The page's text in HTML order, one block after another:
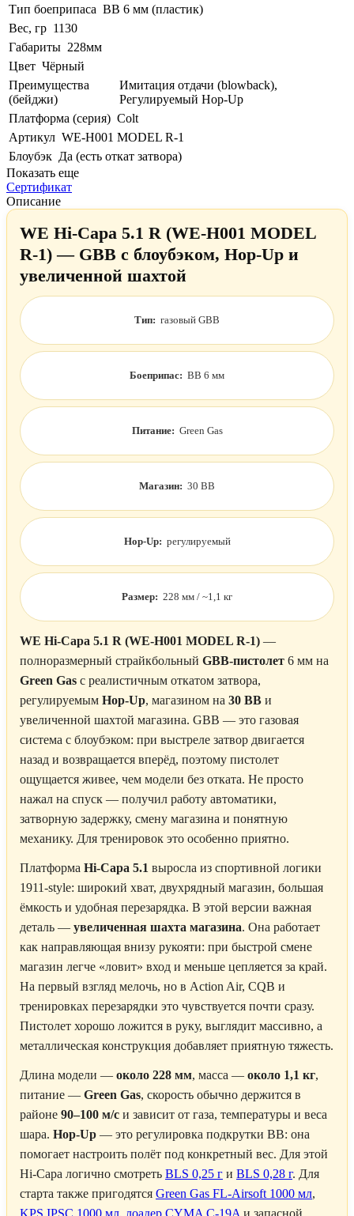
Тип боеприпаса BB 6 мм (пластик)
Вес, гр 1130
Габариты 228мм
Цвет Чёрный
Преимущества
(бейджи)
Имитация отдачи (blowback),
Регулируемый Hop-Up
Платформа (серия) Colt
Артикул WE-H001 MODEL R-1
Блоубэк Да (есть откат затвора)
Показать еще
Сертификат
Описание
WE Hi-Capa 5.1 R (WE-H001 MODEL
R-1) — GBB с блоубэком, Hop-Up и
увеличенной шахтой
Тип: газовый GBB
Боеприпас: BB 6 мм
Питание: Green Gas
Магазин: 30 BB
Hop-Up: регулируемый
Размер: 228 мм / ~1,1 кг
WE Hi-Capa 5.1 R (WE-H001 MODEL R-1) —
полноразмерный страйкбольный GBB-пистолет 6 мм на
Green Gas с реалистичным откатом затвора,
регулируемым Hop-Up, магазином на 30 BB и
увеличенной шахтой магазина. GBB — это газовая
система с блоубэком: при выстреле затвор двигается
назад и возвращается вперёд, поэтому пистолет
ощущается живее, чем модели без отката. Не просто
нажал на спуск — получил работу автоматики,
затворную задержку, смену магазина и понятную
механику. Для тренировок это особенно приятно.
Платформа Hi-Capa 5.1 выросла из спортивной логики
1911-style: широкий хват, двухрядный магазин, большая
ёмкость и удобная перезарядка. В этой версии важная
деталь — увеличенная шахта магазина. Она работает
как направляющая внизу рукояти: при быстрой смене
магазин легче «ловит» вход и меньше цепляется за край.
На первый взгляд мелочь, но в Action Air, CQB и
тренировках перезарядки это чувствуется почти сразу.
Пистолет хорошо ложится в руку, выглядит массивно, а
металлическая конструкция добавляет приятную тяжесть.
Длина модели — около 228 мм, масса — около 1,1 кг,
питание — Green Gas, скорость обычно держится в
районе 90–100 м/с и зависит от газа, температуры и веса
шара. Hop-Up — это регулировка подкрутки BB: она
помогает настроить полёт под конкретный вес. Для этой
Hi-Capa логично смотреть BLS 0,25 г и BLS 0,28 г. Для
старта также пригодятся Green Gas FL-Airsoft 1000 мл,
KPS IPSC 1000 мл, лоадер CYMA C-19A и запасной